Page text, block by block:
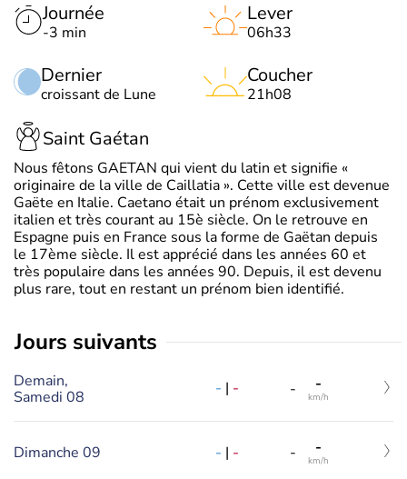
Journée
-3 min
Dernier
croissant de Lune
Lever
06h33
Coucher
21h08
Saint Gaétan
Nous fêtons GAETAN qui vient du latin et signifie «
originaire de la ville de Caillatia ». Cette ville est devenue
Gaëte en Italie. Caetano était un prénom exclusivement
italien et très courant au 15è siècle. On le retrouve en
Espagne puis en France sous la forme de Gaëtan depuis
le 17ème siècle. Il est apprécié dans les années 60 et
très populaire dans les années 90. Depuis, il est devenu
plus rare, tout en restant un prénom bien identifié.
jours suivants
Demain,
Samedi 08
- | - - -
km/h
Dimanche 09 - | - - -
km/h